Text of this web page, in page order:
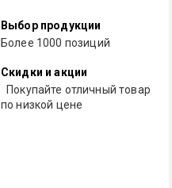
Выбор продукции
Более 1000 позиций
Скидки и акции
Покупайте отличный товар
по низкой цене